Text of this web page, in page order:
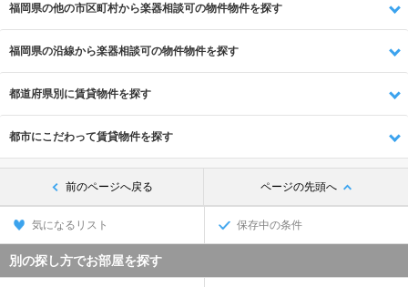
福岡県の他の市区町村から楽器相談可の物件物件を探す
福岡県の沿線から楽器相談可の物件物件を探す
都道府県別に賃貸物件を探す
都市にこだわって賃貸物件を探す
前のページへ戻る ページの先頭へ
気になるリスト 保存中の条件
別の探し方でお部屋を探す